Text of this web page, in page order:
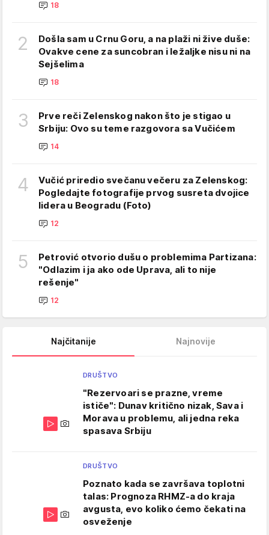
18
2
Došla sam u Crnu Goru, a na plaži ni žive duše:
Ovakve cene za suncobran i ležaljke nisu ni na
Sejšelima
18
3
Prve reči Zelenskog nakon što je stigao u
Srbiju: Ovo su teme razgovora sa Vučićem
14
4
Vučić priredio svečanu večeru za Zelenskog:
Pogledajte fotografije prvog susreta dvojice
lidera u Beogradu (Foto)
12
5
Petrović otvorio dušu o problemima Partizana:
"Odlazim i ja ako ode Uprava, ali to nije
rešenje"
12
Najčitanije Najnovije
DRUŠTVO
"Rezervoari se prazne, vreme
ističe": Dunav kritično nizak, Sava i
Morava u problemu, ali jedna reka
spasava Srbiju
DRUŠTVO
Poznato kada se završava toplotni
talas: Prognoza RHMZ-a do kraja
avgusta, evo koliko ćemo čekati na
osveženje